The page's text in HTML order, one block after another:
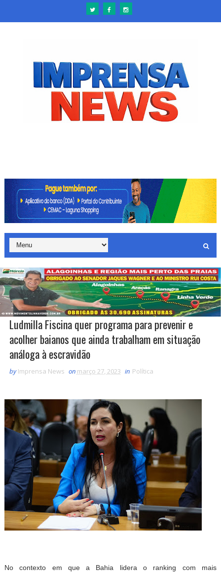
Ludmilla Fiscina quer programa para prevenir e
acolher baianos que ainda trabalham em situação
análoga à escravidão
by Imprensa News on março 27, 2023 in Política
No contexto em que a Bahia lidera o ranking com mais